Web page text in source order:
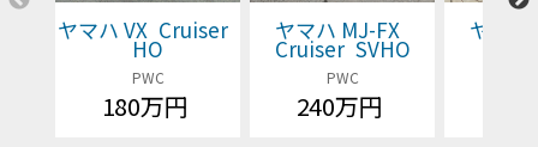
ヤマハ VX Cruiser
HO
PWC
180万円
ヤマハ MJ-FX
Cruiser SVHO
PWC
240万円
ヤマ